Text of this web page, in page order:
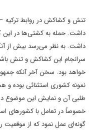
تنش و کشاکش در روابط ترکیه –
داشت. حمله به کشتی‌ها در این
داشت. به نظر می‌رسد بیش از
سرانجام این کشاکش و تنش
خواهد بود. سخن آخر آنکه
نمونه کشوری استثنائی بوده
طلبی آن و نمایش این موضوع
خصوصاً در تعامل با کشورهای
گونه‌ای عمل نمود که از موقعیت